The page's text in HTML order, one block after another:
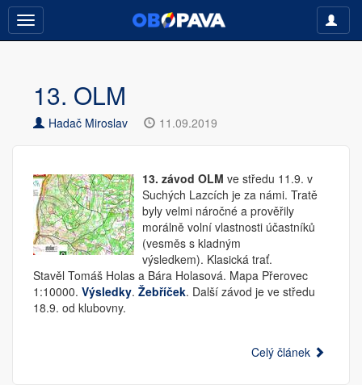
Toggle navigation
13. OLM
Hadač Miroslav 11.09.2019
13. závod OLM ve středu 11.9. v
Suchých Lazcích je za námi. Tratě
byly velmi náročné a prověřily
morálně volní vlastnosti účastníků
(vesměs s kladným
výsledkem). Klasická trať.
Stavěl Tomáš Holas a Bára Holasová. Mapa Přerovec
1:10000. Výsledky. Žebříček. Další závod je ve středu
18.9. od klubovny.
Celý článek